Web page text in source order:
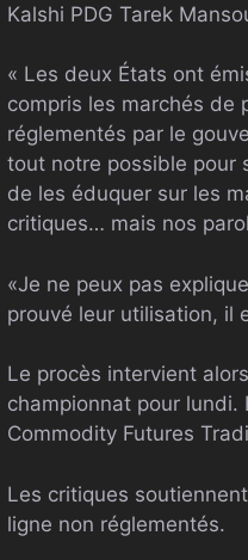
Kalshi PDG Tarek
« Les deux États ont
compris les marchés de
réglementés par le
tout notre possible pour
de les éduquer sur les
critiques… mais nos
«Je ne peux pas
prouvé leur utilisation, il
Le procès intervient
championnat pour
Commodity Futures
Les critiques
ligne non réglementés.